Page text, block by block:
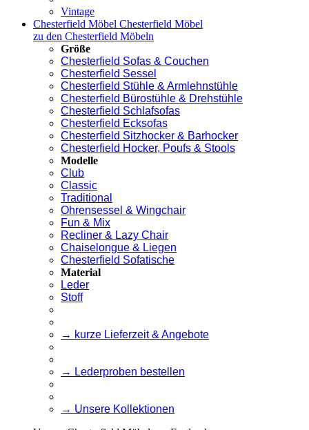
Vintage
Chesterfield Möbel Chesterfield Möbel
zu den Chesterfield Möbeln
Größe
Chesterfield Sofas & Couchen
Chesterfield Sessel
Chesterfield Stühle & Armlehnstühle
Chesterfield Bürostühle & Drehstühle
Chesterfield Schlafsofas
Chesterfield Ecksofas
Chesterfield Sitzhocker & Barhocker
Chesterfield Hocker, Poufs & Stools
Modelle
Club
Classic
Traditional
Ohrensessel & Wingchair
Fun & Mix
Recliner & Lazy Chair
Chaiselongue & Liegen
Chesterfield Sofatische
Material
Leder
Stoff
→ kurze Lieferzeit & Angebote
→ Lederproben bestellen
→ Unsere Kollektionen